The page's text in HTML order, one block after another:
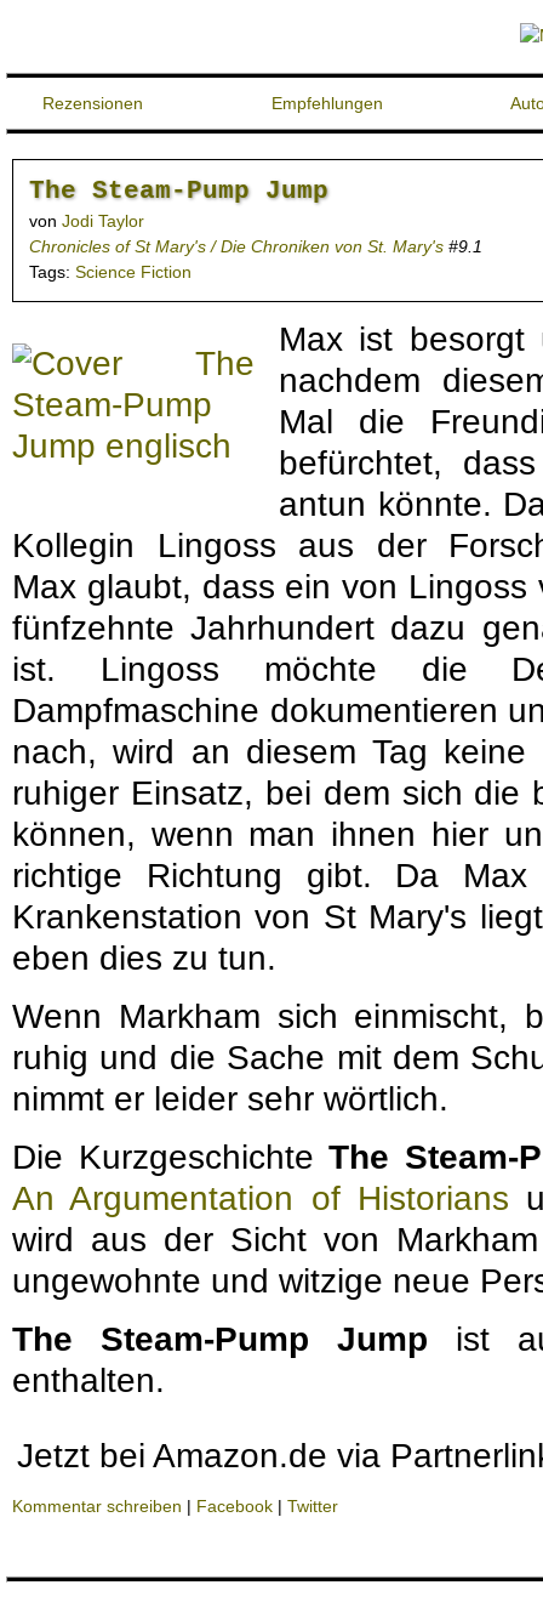
Rezensionen Empfehlungen
The Steam-Pump Jump
von Jodi Taylor
Chronicles of St Mary's / Die Chroniken von St. Mary's #9.1
Tags: Science Fiction
Max ist besorgt
nachdem
Mal die
befürchtet,
antun könnte.
Kollegin Lingoss aus der
Max glaubt, dass ein von
fünfzehnte Jahrhundert dazu
ist. Lingoss möchte die
Dampfmaschine dokumentieren
nach, wird an diesem Tag keine
ruhiger Einsatz, bei dem sich die
können, wenn man ihnen hier
richtige Richtung gibt. Da
Krankenstation von St Mary's
eben dies zu tun.
Wenn Markham sich einmischt,
ruhig und die Sache mit dem
nimmt er leider sehr wörtlich.
Die Kurzgeschichte The Steam-
An Argumentation of Historians
wird aus der Sicht von
ungewohnte und witzige neue
The Steam-Pump Jump ist
enthalten.
Jetzt bei Amazon.de via
Kommentar schreiben | Facebook | Twitter